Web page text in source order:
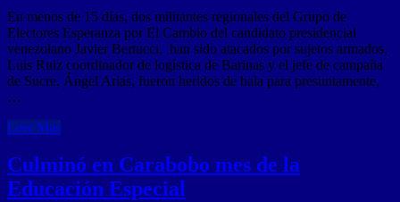
En menos de 15 días, dos militantes regionales del Grupo de
Electores Esperanza por El Cambio del candidato presidencial
venezolano Javier Bertucci, han sido atacados por sujetos armados,
Luis Ruiz coordinador de logística de Barinas y el jefe de campaña
de Sucre, Ángel Arias, fueron heridos de bala para presuntamente,
…
Leer Mas
Culminó en Carabobo mes de la
Educación Especial